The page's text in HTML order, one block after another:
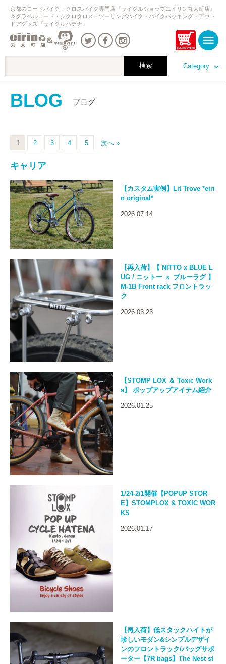
Category
京都のロードバイク・クロスバイク専門店『サイクルショップエイリン丸太町店』
＆グラベルロード・シクロクロス・ツーリングバイク・バイクパッキング・アウト
ドアグッズ『サイクルハテナ』
BLOG ブログ
1 2 3 4 5 次へ »
キャリア
【カスタム実例】Lit Trove *eiri
n original*
2026.07.14
【再入荷】【 NITTO x BLUE L
UG / ニットー ｘ ブルーラグ 】
M-1B Front rack フロントラッ
ク
2026.03.23
【STOMP LOX ＆ Toxic Work
s】 ポップアップアイテム紹介
2026.01.25
1/24-2/1開催【POPUP STOR
E】STOMPLOX & TOXIC WOR
KS
2026.01.17
【再入荷】低スタックハイトが
珍しいモダン&シンプルデザイ
ンのフロントラック/バッグサポ
ーター【7R bags】The Nest st